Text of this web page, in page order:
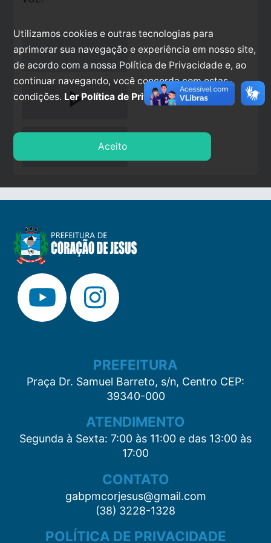
play_arrow
PREFEITURA
Praça Dr. Samuel Barreto, s/n, Centro CEP:
39340-000
ATENDIMENTO
Segunda à Sexta: 7:00 às 11:00 e das 13:00 às
17:00
CONTATO
gabpmcorjesus@gmail.com
(38) 3228-1328
POLÍTICA DE PRIVACIDADE
Utilizamos cookies e outras tecnologias para
aprimorar sua navegação e experiência em nosso site,
de acordo com a nossa Política de Privacidade e, ao
continuar navegando, você concorda com estas
condições. Ler Política de Privacidade.
Aceito